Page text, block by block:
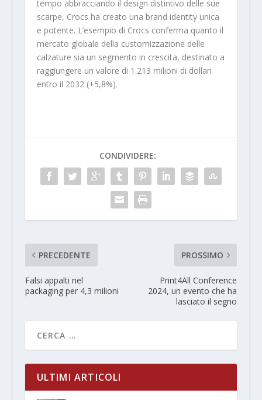
tempo abbracciando il design distintivo delle sue
scarpe, Crocs ha creato una brand identity unica
e potente. L’esempio di Crocs conferma quanto il
mercato globale della customizzazione delle
calzature sia un segmento in crescita, destinato a
raggiungere un valore di 1.213 milioni di dollari
entro il 2032 (+5,8%).
CONDIVIDERE:
PRECEDENTE
Falsi appalti nel
packaging per 4,3 milioni
PROSSIMO
Print4All Conference
2024, un evento che ha
lasciato il segno
ULTIMI ARTICOLI